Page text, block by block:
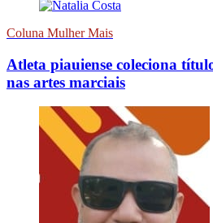
Coluna Mulher Mais
Atleta piauiense coleciona
nas artes marciais